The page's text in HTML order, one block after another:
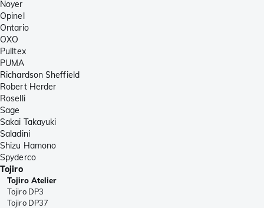
Noyer
Opinel
Ontario
OXO
Pulltex
PUMA
Richardson Sheffield
Robert Herder
Roselli
Sage
Sakai Takayuki
Saladini
Shizu Hamono
Spyderco
Tojiro
Tojiro Atelier
Tojiro DP3
Tojiro DP37